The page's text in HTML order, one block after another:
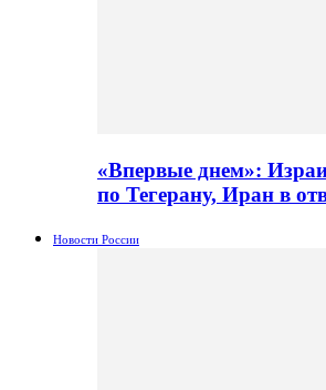
«Впервые днем»:
по Тегерану, Иран в
Новости России